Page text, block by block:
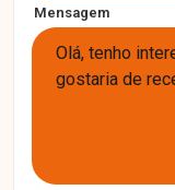
Mensagem